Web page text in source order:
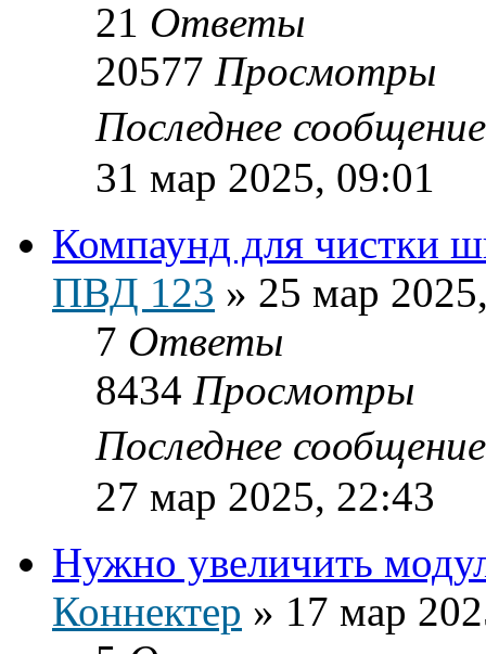
21 Ответы
20577 Просмотры
Последнее
31 мар 2025, 09:01
Компаунд для чистки
ПВД 123 » 25 мар
7 Ответы
8434 Просмотры
Последнее
27 мар 2025, 22:43
Нужно увеличить
Коннектер » 17 мар